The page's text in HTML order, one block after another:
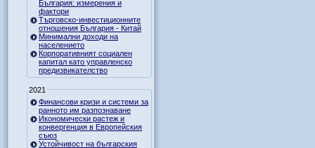
България: измерения и
фактори
Търговско-инвестиционните
отношения България - Китай
Минимални доходи на
населението
Корпоративният социален
капитал като управленско
предизвикателство
2021
Финансови кризи и системи за
ранното им разпознаване
Икономически растеж и
конвергенция в Европейския
съюз
Устойчивост на българския